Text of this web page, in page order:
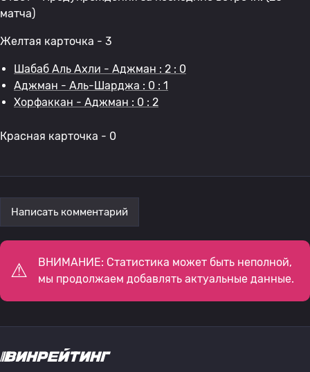
матча)
Желтая карточка - 3
Шабаб Аль Ахли - Аджман : 2 : 0
Аджман - Аль-Шарджа : 0 : 1
Хорфаккан - Аджман : 0 : 2
Красная карточка - 0
Написать комментарий
ВНИМАНИЕ: Статистика может быть неполной,
мы продолжаем добавлять актуальные данные.